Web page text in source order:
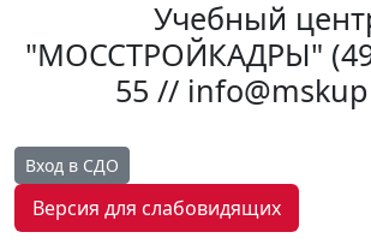
Учебный
"МОССТРОЙКАДРЫ"
55 //
Вход в СДО
Версия для слабовидящих